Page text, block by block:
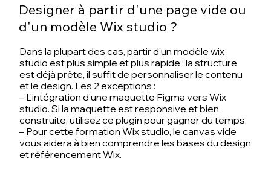
Designer à partir d'une page vide ou
d'un modèle Wix studio ?
Dans la plupart des cas, partir d’unmodèle wix
studio est plus simple et plus rapide : la structure
est déjà prête, il suffit de personnaliser le contenu
et le design. Les 2 exceptions :
– L'intégration d'une maquette Figma vers Wix
studio. Si la maquette est responsive et bien
construite, utilisez ce plugin pour gagner du temps.
– Pour cette formation Wix studio, le canvas vide
vous aidera à bien comprendre les bases du design
et référencement Wix.